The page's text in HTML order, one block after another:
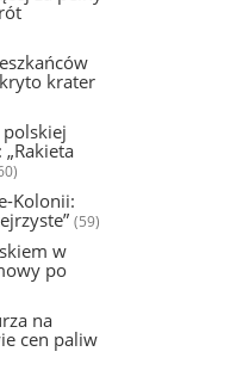
krater
Kolonii:
(59)
w
po
na
cen paliw